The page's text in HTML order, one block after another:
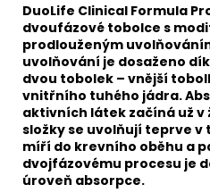
DuoLife Clinical Formula
dvoufázové tobolce s
prodlouženým
uvolňování je dosaženo
dvou tobolek – vnější
vnitřního tuhého jádra.
aktivních látek začíná už
složky se uvolňují teprve v
míří do krevního oběhu a
dvojfázovému procesu je
úroveň absorpce.